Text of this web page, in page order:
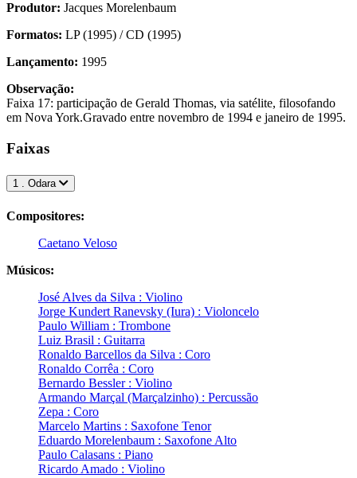
Produtor: Jacques Morelenbaum
Formatos: LP (1995) / CD (1995)
Lançamento: 1995
Observação:
Faixa 17: participação de Gerald Thomas, via satélite, filosofando
em Nova York.Gravado entre novembro de 1994 e janeiro de 1995.
Faixas
1 . Odara
Compositores:
Caetano Veloso
Músicos:
José Alves da Silva : Violino
Jorge Kundert Ranevsky (Iura) : Violoncelo
Paulo William : Trombone
Luiz Brasil : Guitarra
Ronaldo Barcellos da Silva : Coro
Ronaldo Corrêa : Coro
Bernardo Bessler : Violino
Armando Marçal (Marçalzinho) : Percussão
Zepa : Coro
Marcelo Martins : Saxofone Tenor
Eduardo Morelenbaum : Saxofone Alto
Paulo Calasans : Piano
Ricardo Amado : Violino